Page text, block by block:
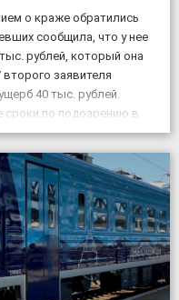
о краже обратились
сообщила, что у нее
рублей, который она
заявителя
40 тыс. рублей.
сроки по подозрению в
двое […]